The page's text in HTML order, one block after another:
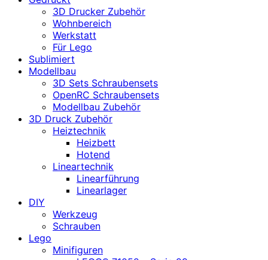
3D Drucker Zubehör
Wohnbereich
Werkstatt
Für Lego
Sublimiert
Modellbau
3D Sets Schraubensets
OpenRC Schraubensets
Modellbau Zubehör
3D Druck Zubehör
Heiztechnik
Heizbett
Hotend
Lineartechnik
Linearführung
Linearlager
DIY
Werkzeug
Schrauben
Lego
Minifiguren